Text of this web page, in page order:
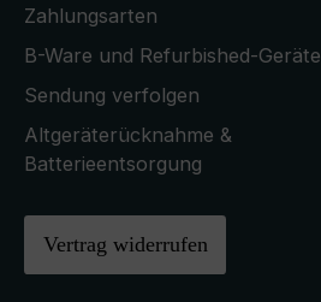
Zahlungsarten
B-Ware und Refurbished-Geräte
Sendung verfolgen
Altgeräterücknahme &
Batterieentsorgung
Vertrag widerrufen